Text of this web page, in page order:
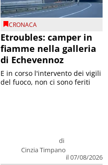
CRONACA
Etroubles: camper in
fiamme nella galleria
di Echevennoz
di
Cinzia Timpano
il 07/08/2026
E in corso l'intervento dei vigili
del fuoco, non ci sono feriti